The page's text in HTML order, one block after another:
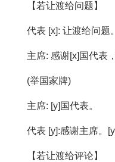
【若让渡给问题】
代表 [x]: 让渡给问题。
主席: 感谢[x]国代表
(举国家牌)
主席: [y]国代表。
代表 [y]:感谢主席。
【若让渡给评论】